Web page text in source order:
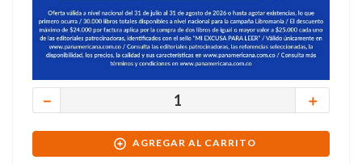
＋
－
AGREGAR AL CARRITO